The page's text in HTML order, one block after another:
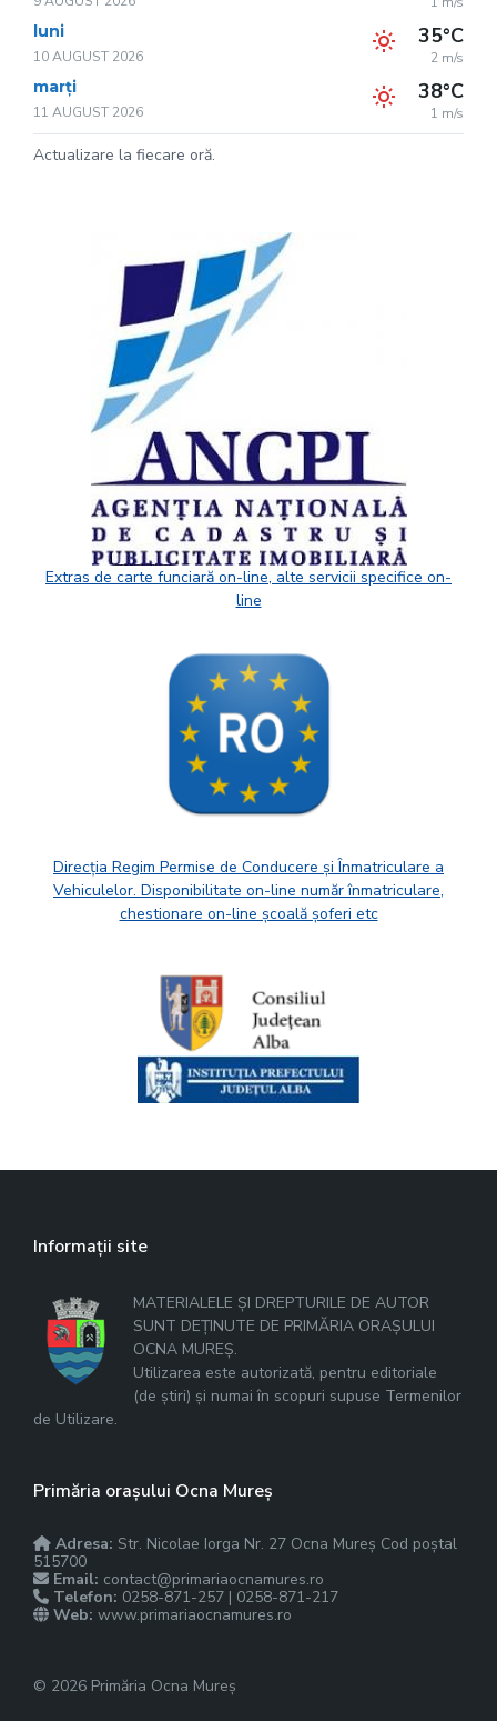
luni
10 AUGUST 2026
35°C
2 m/s
marți
11 AUGUST 2026
38°C
1 m/s
Actualizare la fiecare oră.
Extras de carte funciară on-line, alte servicii specifice on-
line
Direcția Regim Permise de Conducere și Înmatriculare a
Vehiculelor. Disponibilitate on-line număr înmatriculare,
chestionare on-line școală șoferi etc
Informații site
MATERIALELE ȘI DREPTURILE DE AUTOR
SUNT DEȚINUTE DE PRIMĂRIA ORAȘULUI
OCNA MUREȘ.
Utilizarea este autorizată, pentru editoriale
(de știri) și numai în scopuri supuse Termenilor
de Utilizare.
Primăria orașului Ocna Mureș
Adresa: Str. Nicolae Iorga Nr. 27 Ocna Mureș Cod poștal
515700
Email: contact@primariaocnamures.ro
Telefon: 0258-871-257 | 0258-871-217
Web: www.primariaocnamures.ro
© 2026 Primăria Ocna Mureș